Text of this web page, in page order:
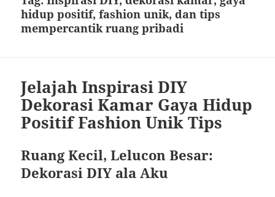
hidup positif, fashion unik, dan tips
mempercantik ruang pribadi
Jelajah Inspirasi DIY
Dekorasi Kamar Gaya Hidup
Positif Fashion Unik Tips
Ruang Kecil, Lelucon Besar:
Dekorasi DIY ala Aku